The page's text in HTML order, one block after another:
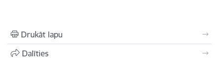
Drukāt lapu
Dalīties